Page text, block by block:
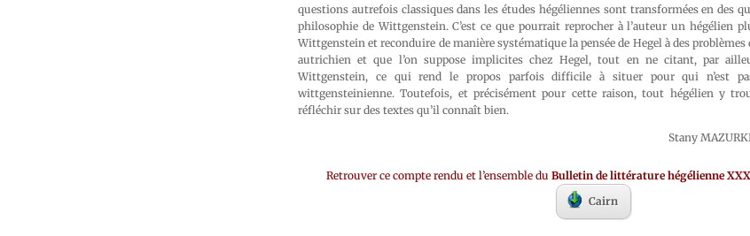
questions autrefois classiques dans les études hégéliennes sont transformées en des
philosophie de Wittgenstein. C’est ce que pourrait reprocher à l’auteur un hégélien
Wittgenstein et reconduire de manière systématique la pensée de Hegel à des
autrichien et que l’on suppose implicites chez Hegel, tout en ne citant, par
Wittgenstein, ce qui rend le propos parfois difficile à situer pour qui n’est
wittgensteinienne. Toutefois, et précisément pour cette raison, tout hégélien y
réfléchir sur des textes qu’il connaît bien.
Stany
Retrouver ce compte rendu et l’ensemble du Bulletin de littérature hégélienne
Cairn